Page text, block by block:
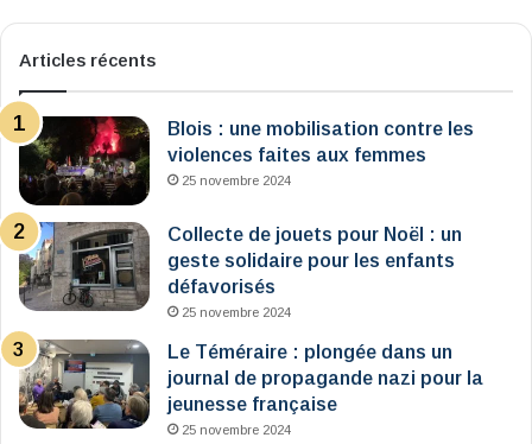
Articles récents
Blois : une mobilisation contre les
violences faites aux femmes
25 novembre 2024
Collecte de jouets pour Noël : un
geste solidaire pour les enfants
défavorisés
25 novembre 2024
Le Téméraire : plongée dans un
journal de propagande nazi pour la
jeunesse française
25 novembre 2024